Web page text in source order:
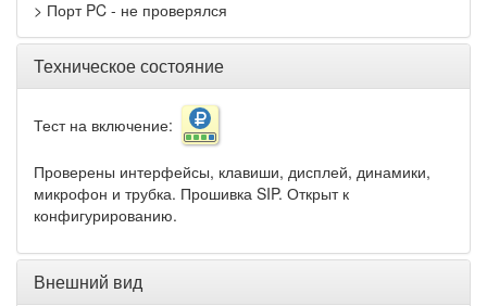
> Порт PC - не проверялся
Техническое состояние
Тест на включение:
Проверены интерфейсы, клавиши, дисплей, динамики,
микрофон и трубка. Прошивка SIP. Открыт к
конфигурированию.
Внешний вид